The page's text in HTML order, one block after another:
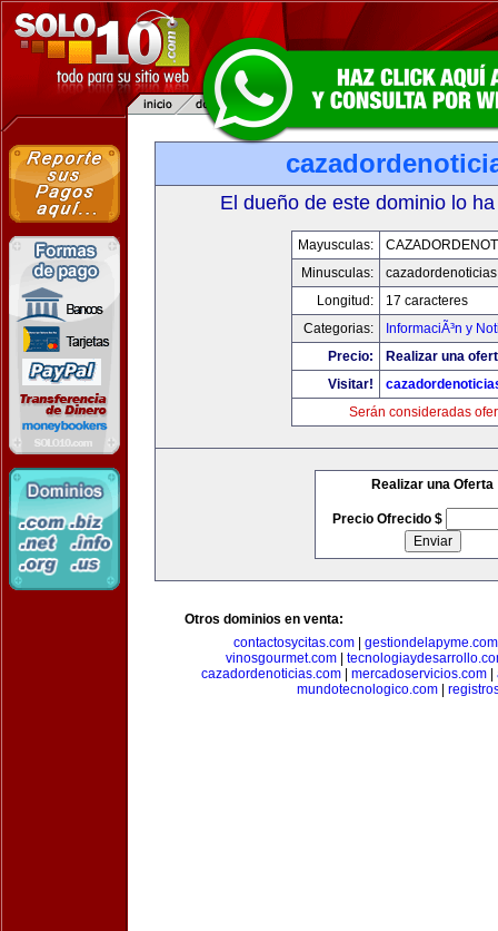
El dueño de este dominio lo
Mayusculas:
Minusculas:
Longitud:
17 caracteres
Categorias:
InformaciÃ³n y
Precio:
Realizar una
Visitar!
Serán consideradas
Realizar una Oferta
Precio Ofrecido $
Otros dominios en venta:
contactosycitas.com| gestiondelapyme.com
vinosgourmet.com
cazadordenoticias.com
mercadoservicios.com
mundotecnologico.com|